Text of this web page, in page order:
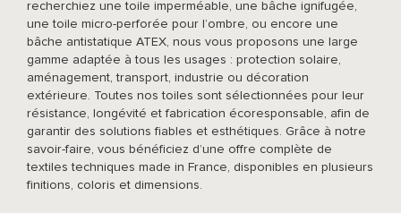
ACCESSOIRES
recherchiez une toile imperméable, une bâche ignifugée,
une toile micro-perforée pour l’ombre, ou encore une
bâche antistatique ATEX, nous vous proposons une large
gamme adaptée à tous les usages : protection solaire,
aménagement, transport, industrie ou décoration
extérieure. Toutes nos toiles sont sélectionnées pour leur
résistance, longévité et fabrication écoresponsable, afin de
garantir des solutions fiables et esthétiques. Grâce à notre
savoir-faire, vous bénéficiez d’une offre complète de
textiles techniques made in France, disponibles en plusieurs
finitions, coloris et dimensions.